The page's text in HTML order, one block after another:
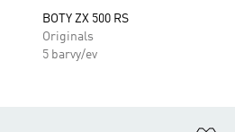
BOTY ZX 500 RS
Originals
5 barvy/ev